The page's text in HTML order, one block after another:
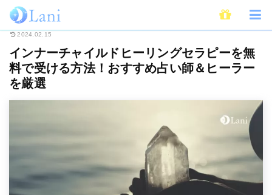
ホーム スピリチュアル インナーチャイルドヒーリングセラ
2024.02.15
インナーチャイルドヒーリングセラピーを無
料で受ける方法！おすすめ占い師＆ヒーラー
を厳選